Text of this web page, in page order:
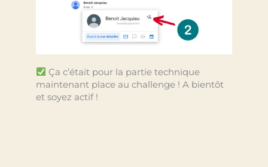
Ça c’était pour la partie technique
maintenant place au challenge ! A bientôt
et soyez actif !